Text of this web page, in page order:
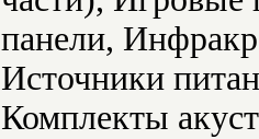
панели,
Источники
Комплекты